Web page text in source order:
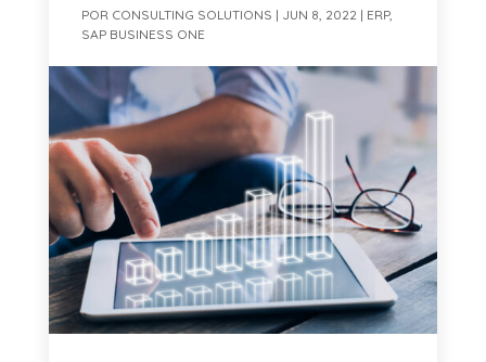
POR CONSULTING SOLUTIONS | JUN 8, 2022 | ERP,
SAP BUSINESS ONE